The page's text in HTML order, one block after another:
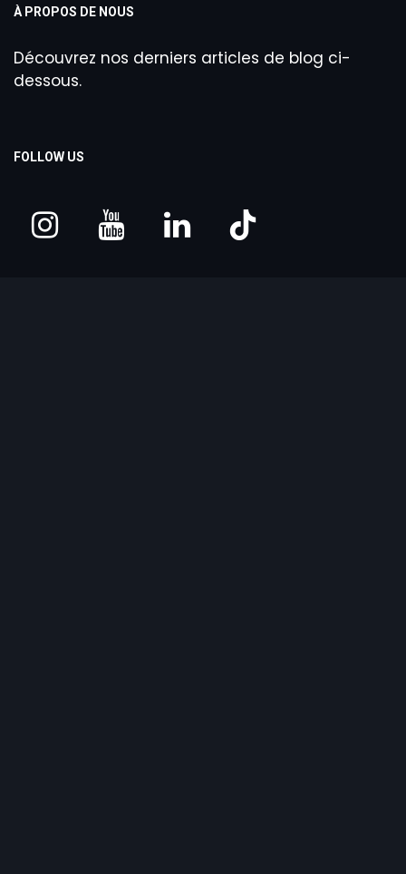
À PROPOS DE NOUS
Découvrez nos derniers articles de blog ci-
dessous.
FOLLOW US